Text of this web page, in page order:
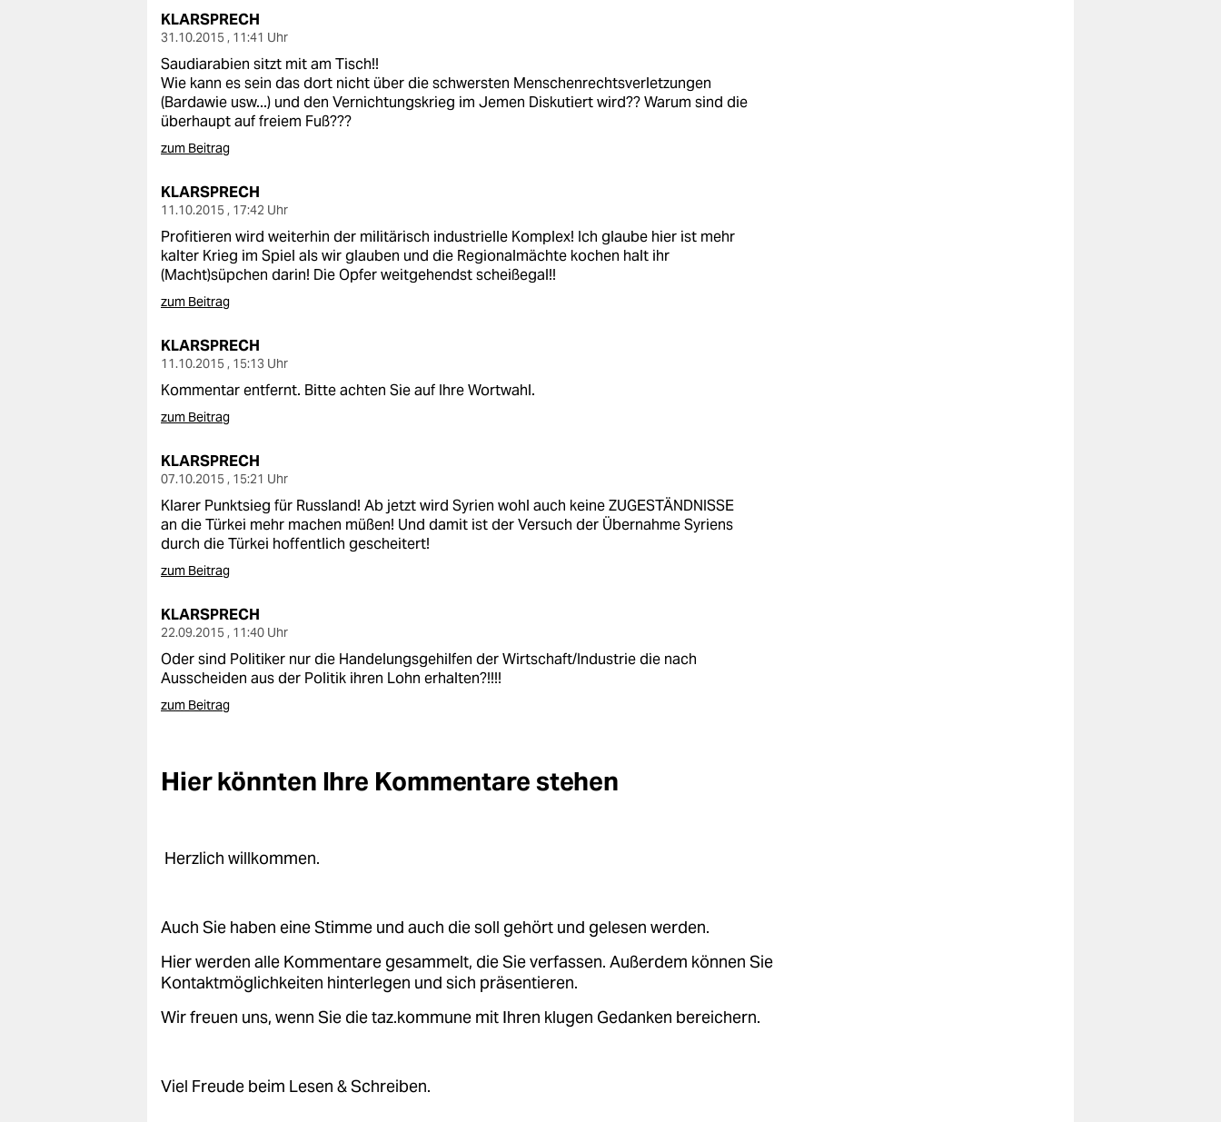
genossenschaft
epaper login
KLARSPRECH
31.10.2015 , 11:41 Uhr
Saudiarabien sitzt mit am Tisch!!
Wie kann es sein das dort nicht über die schwersten Menschenrechtsverletzungen
(Bardawie usw...) und den Vernichtungskrieg im Jemen Diskutiert wird?? Warum sind die
überhaupt auf freiem Fuß???
zum Beitrag
KLARSPRECH
11.10.2015 , 17:42 Uhr
Profitieren wird weiterhin der militärisch industrielle Komplex! Ich glaube hier ist mehr
kalter Krieg im Spiel als wir glauben und die Regionalmächte kochen halt ihr
(Macht)süpchen darin! Die Opfer weitgehendst scheißegal!!
zum Beitrag
KLARSPRECH
11.10.2015 , 15:13 Uhr
Kommentar entfernt. Bitte achten Sie auf Ihre Wortwahl.
zum Beitrag
KLARSPRECH
07.10.2015 , 15:21 Uhr
Klarer Punktsieg für Russland! Ab jetzt wird Syrien wohl auch keine ZUGESTÄNDNISSE
an die Türkei mehr machen müßen! Und damit ist der Versuch der Übernahme Syriens
durch die Türkei hoffentlich gescheitert!
zum Beitrag
KLARSPRECH
22.09.2015 , 11:40 Uhr
Oder sind Politiker nur die Handelungsgehilfen der Wirtschaft/Industrie die nach
Ausscheiden aus der Politik ihren Lohn erhalten?!!!!
zum Beitrag
Hier könnten Ihre Kommentare stehen
Herzlich willkommen.
Auch Sie haben eine Stimme und auch die soll gehört und gelesen werden.
Hier werden alle Kommentare gesammelt, die Sie verfassen. Außerdem können Sie
Kontaktmöglichkeiten hinterlegen und sich präsentieren.
Wir freuen uns, wenn Sie die taz.kommune mit Ihren klugen Gedanken bereichern.
Viel Freude beim Lesen & Schreiben.